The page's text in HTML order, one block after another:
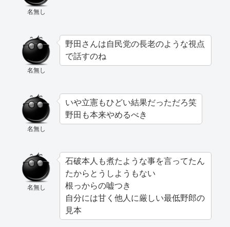
名無し
名無し
野田さんは自民党の長老のような視点
で話すのね
名無し
いや立憲もひどい結果だっただろ笑
野田も本来やめるべき
名無し
石破本人も煮たような事を言ってたん
たからとうしようもない
根っからの嘘つき
自分には甘く他人に厳しい最低野郎の
見本